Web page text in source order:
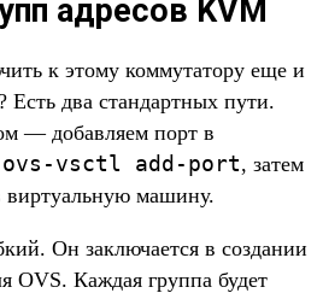
адресов KVM
к этому коммутатору еще и
два стандартных пути.
— добавляем порт в
ovs-vsctl add-port, затем
виртуальную машину.
Он заключается в создании
OVS. Каждая группа будет